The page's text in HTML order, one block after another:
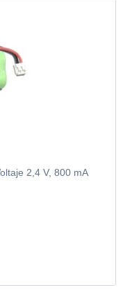
2,4 V, 800 mA